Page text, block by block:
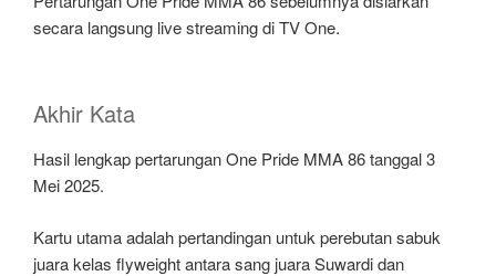
secara langsung live streaming di TV One.
Akhir Kata
Hasil lengkap pertarungan One Pride MMA 86 tanggal 3
Mei 2025.
Kartu utama adalah pertandingan untuk perebutan sabuk
juara kelas flyweight antara sang juara Suwardi dan